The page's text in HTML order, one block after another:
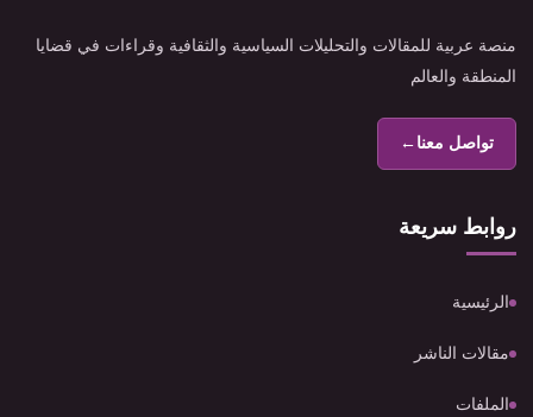
منصة عربية للمقالات والتحليلات السياسية والثقافية وقراءات في قضايا
المنطقة والعالم
تواصل معنا←
روابط سريعة
الرئيسية
مقالات الناشر
الملفات